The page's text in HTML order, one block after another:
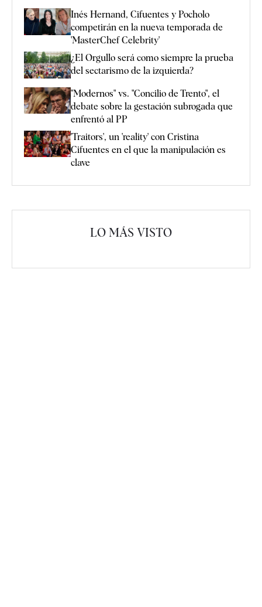
Inés Hernand, Cifuentes y Pocholo
competirán en la nueva temporada de
'MasterChef Celebrity'
¿El Orgullo será como siempre la prueba
del sectarismo de la izquierda?
"Modernos" vs. "Concilio de Trento", el
debate sobre la gestación subrogada que
enfrentó al PP
'Traitors', un 'reality' con Cristina
Cifuentes en el que la manipulación es
clave
LO MÁS VISTO